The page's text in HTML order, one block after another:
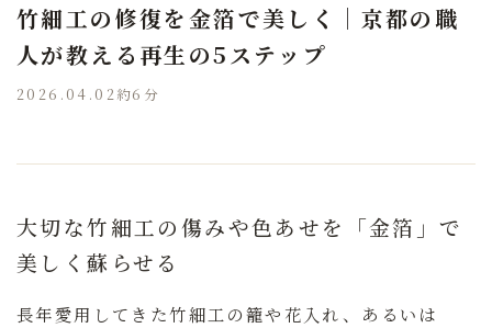
竹細工の修復を金箔で美しく｜京都の職
人が教える再生の5ステップ
2026.04.02約6分
大切な竹細工の傷みや色あせを「金箔」で
美しく蘇らせる
長年愛用してきた竹細工の籠や花入れ、あるいは